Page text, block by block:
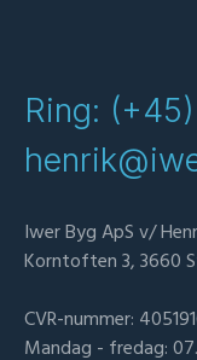
Ring:
Iwer Byg ApS v/
Korntoften 3, 3660
CVR-nummer:
Mandag - fredag: